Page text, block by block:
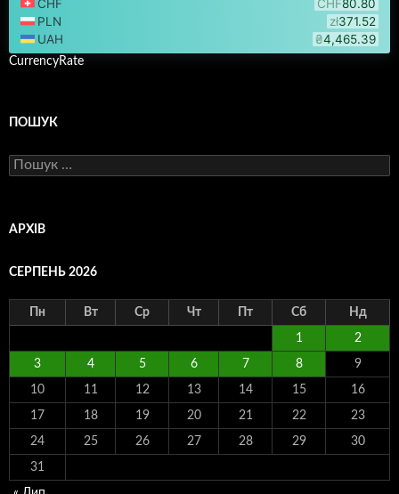
CurrencyRate
ПОШУК
Пошук:
АРХІВ
СЕРПЕНЬ 2026
Пн Вт Ср Чт Пт Сб Нд
1 2
3 4 5 6 7 8 9
10 11 12 13 14 15 16
17 18 19 20 21 22 23
24 25 26 27 28 29 30
31